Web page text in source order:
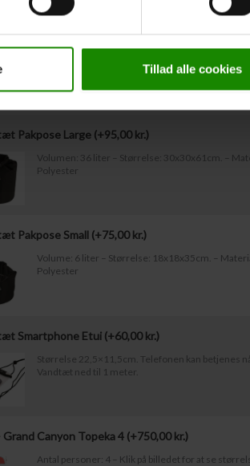
Tillad alle cookies
med låg leje (+50,00kr.)
Pakpose Large (+95,00kr.)
Volumen: 36 liter – Størrelse: 30x30x61cm. –
Polyester
Pakpose Small (+75,00kr.)
Volume: 6 liter – Størrelse: 18x18x35cm. –
Polyester
Smartphone Etui (+60,00kr.)
Størrelse 22,5×11,5cm. Telefonen kan betjenes
Vandtæt ned til 1 meter.
Canyon Topeka 4 (+750,00kr.)
Antal personer: 4 – Klik på billedet for at se